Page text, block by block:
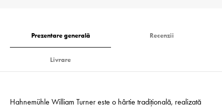
Prezentare generală Recenzii
Livrare
Hahnemühle William Turner este o hârtie tradițională, realizată